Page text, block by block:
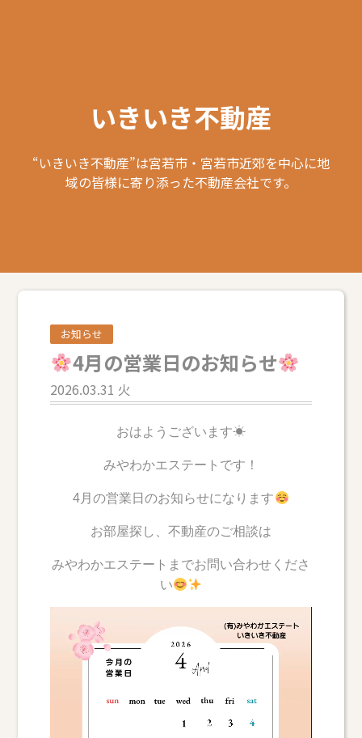
いきいき不動産
“いきいき不動産”は宮若市・宮若市近郊を中心に地
域の皆様に寄り添った不動産会社です。
お知らせ
4月の営業日のお知らせ
2026.03.31 火
おはようございます☀
みやわかエステートです！
4月の営業日のお知らせになります
お部屋探し、不動産のご相談は
みやわかエステートまでお問い合わせくださ
い